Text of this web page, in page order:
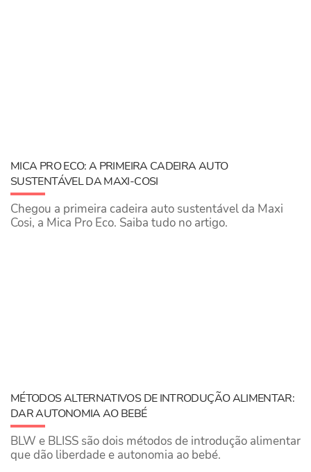
MICA PRO ECO: A PRIMEIRA CADEIRA AUTO
SUSTENTÁVEL DA MAXI-COSI
Chegou a primeira cadeira auto sustentável da Maxi
Cosi, a Mica Pro Eco. Saiba tudo no artigo.
MÉTODOS ALTERNATIVOS DE INTRODUÇÃO ALIMENTAR:
DAR AUTONOMIA AO BEBÉ
BLW e BLISS são dois métodos de introdução alimentar
que dão liberdade e autonomia ao bebé.